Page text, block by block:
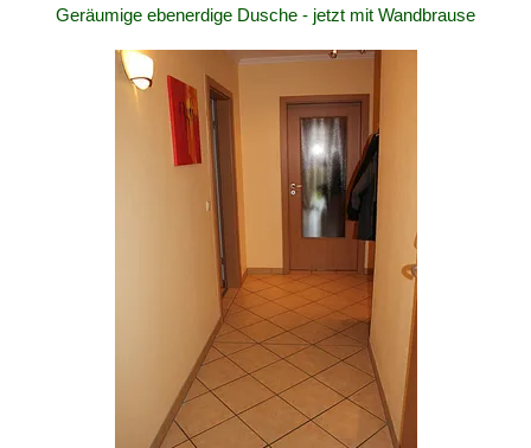
Geräumige ebenerdige Dusche - jetzt mit Wandbrause